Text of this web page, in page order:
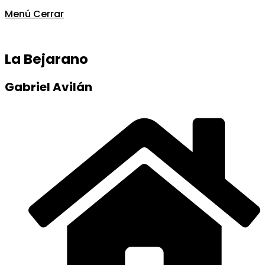
Menú Cerrar
La Bejarano
Gabriel Avilán